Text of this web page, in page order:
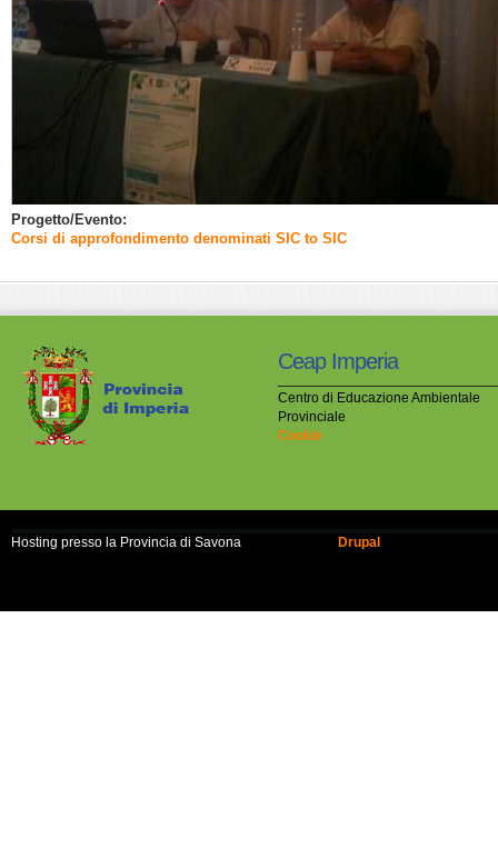
Progetto/Evento:
Corsi di approfondimento denominati SIC to SIC
Ceap Imperia
Centro di Educazione Ambientale
Provinciale
Cookie
Hosting presso la Provincia di Savona Drupal